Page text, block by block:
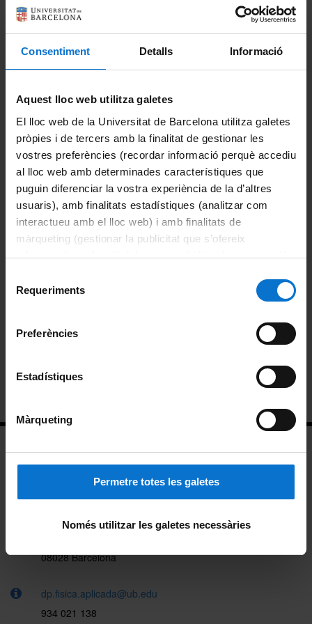
Consentiment Detalls Informació
Aquest lloc web utilitza galetes
El lloc web de la Universitat de Barcelona utilitza galetes
pròpies i de tercers amb la finalitat de gestionar les
vostres preferències (recordar informació perquè accediu
al lloc web amb determinades característiques que
puguin diferenciar la vostra experiència de la d’altres
usuaris), amb finalitats estadístiques (analitzar com
interactueu amb el lloc web) i amb finalitats de
màrqueting (gestionar la publicitat que s’ofereix
adequant-la en funció dels vostres hàbits de navegació).
consultar laPolítica de galetes del lloc web de la
Requeriments
Preferències
Estadístiques
Màrqueting
Permetre totes les galetes
Només utilitzar les galetes necessàries
Contribucions
Patents
Publicacions
Publicacions recents
Publicacions acadèmiques
Spin-Off
Divulgació
La UB divulga: La ciència de l’aigua
Ciència ciutadana
Exploradors del temps
Facultat de Física (5a planta)
08028 Barcelona
dp.fisica.aplicada@ub.edu
934 021 138